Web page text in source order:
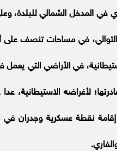
في المدخل الشمالي للبلدة،
التوالي، في مساحات تنصف
في الأراضي التي يعمل
لأغراضه الاستيطانية،
نقطة عسكرية وجدران في